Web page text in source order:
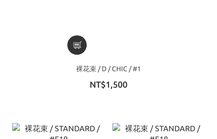
裸花束 / D / CHIC / #1
NT$1,500